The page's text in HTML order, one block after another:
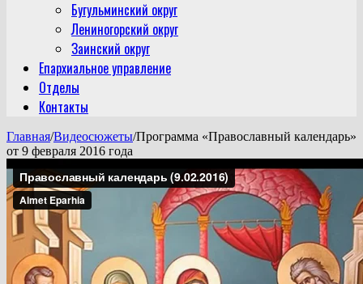
Бугульминский округ
Лениногорский округ
Заинский округ
Епархиальное управление
Отделы
Контакты
Главная/Видеосюжеты/Программа «Православный календарь»
от 9 февраля 2016 года